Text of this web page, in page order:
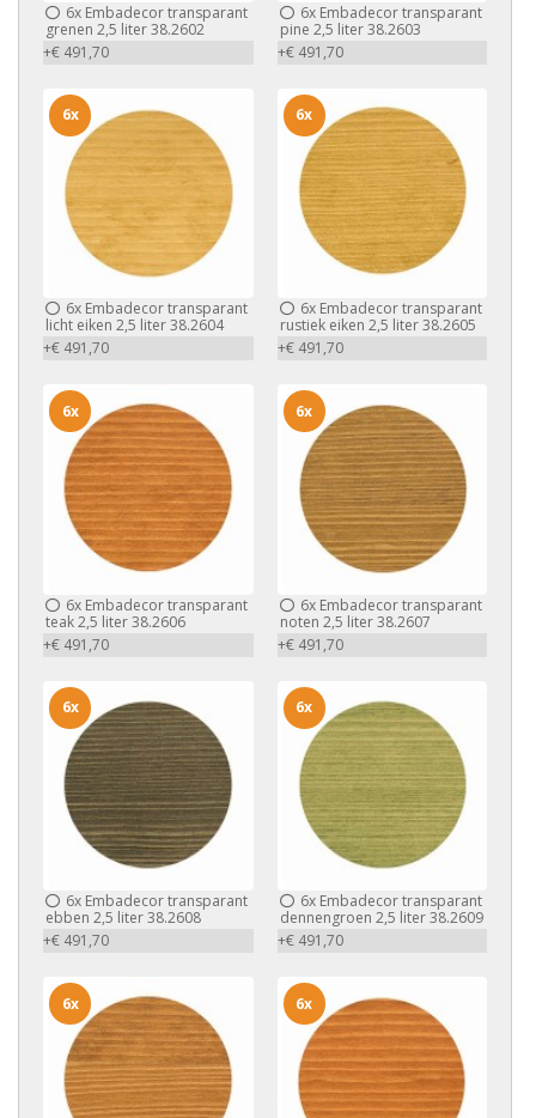
6x Embadecor transparant
grenen 2,5 liter 38.2602
+€ 491,70
6xEmbadecor transparant
pine 2,5 liter 38.2603
+€ 491,70
6x Embadecor transparant
licht eiken 2,5 liter 38.2604
+€ 491,70
6x
6xEmbadecor transparant
rustiek eiken 2,5 liter 38.2605
+€ 491,70
6x
6x Embadecor transparant
teak 2,5 liter 38.2606
+€ 491,70
6x
6xEmbadecor transparant
noten 2,5 liter 38.2607
+€ 491,70
6x
6x Embadecor transparant
ebben 2,5 liter 38.2608
+€ 491,70
6x
6xEmbadecor transparant
dennengroen 2,5 liter 38.2609
+€ 491,70
6x
6x 6x